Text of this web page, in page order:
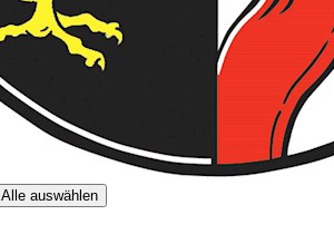
Alle auswählen